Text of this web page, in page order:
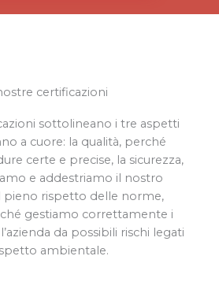
certificazioni
sottolineano i tre aspetti
a cuore: la qualità, perché
certe e precise, la sicurezza,
e addestriamo il nostro
pieno rispetto delle norme,
gestiamo correttamente i
da possibili rischi legati
ambientale.